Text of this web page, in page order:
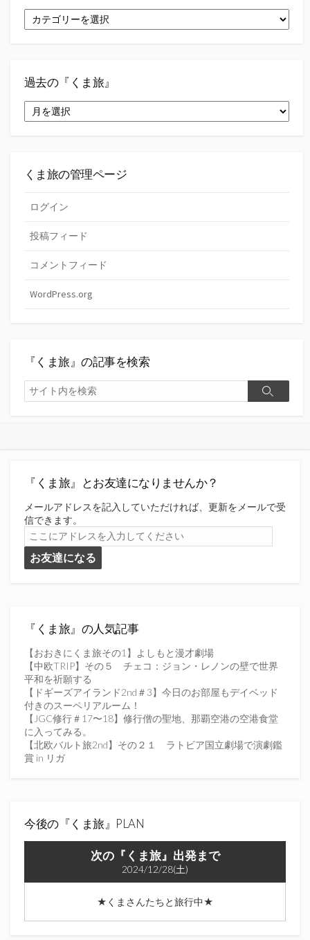
『く
ま
テ
ー
過去の『くま旅』
去
旅』
くま旅の管理ページ
ログイン
投稿フィード
コメントフィード
WordPress.org
『くま旅』の記事を検索
検
索
検
『くま旅』とお友達になりませんか？
メールアドレスを記入していただければ、更新をメールで受
信できます。
こ
こ
に
ア
を
力
し
て
く
だ
さ
い
お友達になる
『くま旅』の人気記事
【おおきにくま旅その1】よしもと漫才劇場
【中欧TRIP】その５ チェコ：ジョン・レノンの壁で世界
平和を祈願する
【ドギーズアイランド2nd＃3】今日のお部屋もデイベッド
付きのスーペリアルーム！
【JGC修行＃17〜18】修行僧の聖地、那覇空港の空港食堂
に入ってみる。
【北欧バルト旅2nd】その２１ ラトビア国立劇場で演劇鑑
賞 in リガ
今後の『くま旅』PLAN
次の『くま旅』出発まで
2024/12/28(土)
★くまさんたちと旅行中★